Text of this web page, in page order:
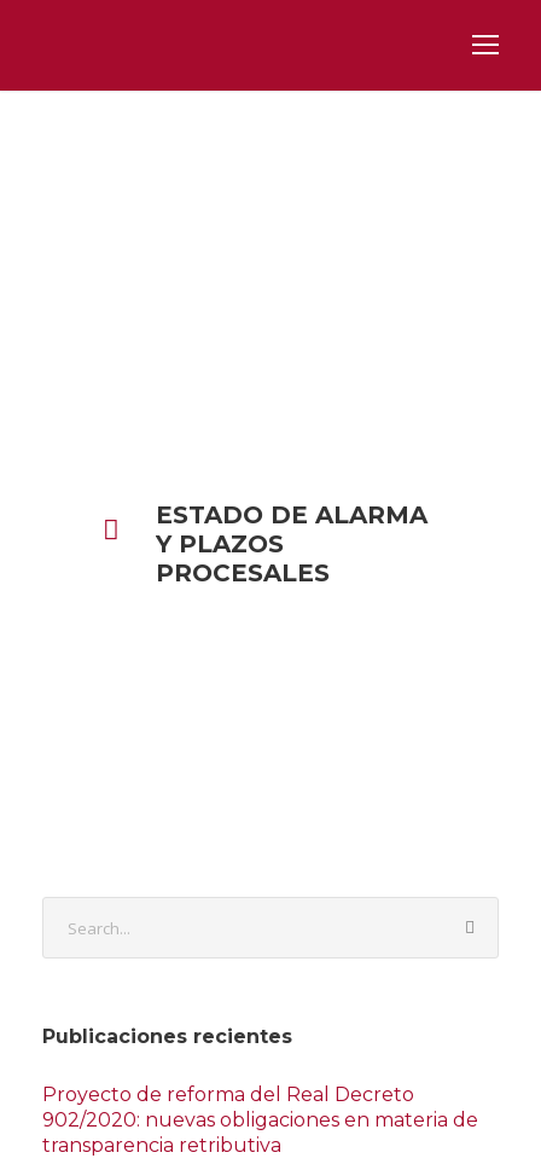
ESTADO DE ALARMA
Y PLAZOS
PROCESALES
Publicaciones recientes
Proyecto de reforma del Real Decreto
902/2020: nuevas obligaciones en materia de
transparencia retributiva